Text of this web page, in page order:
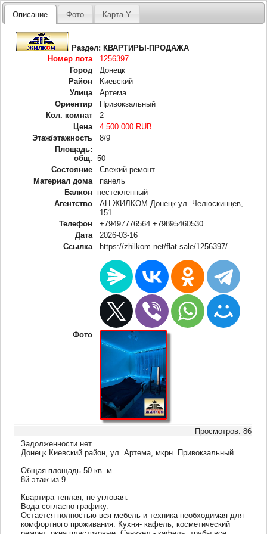
Описание Фото Карта Y
Раздел:КВАРТИРЫ-ПРОДАЖА
Номер лота
1256397
Город
Донецк
Район
Киевский
Улица
Артема
Ориентир
Привокзальный
Кол. комнат
2
Цена
4 500 000 RUB
Этаж/этажность
8/9
Площадь:
общ.
50
Состояние
Свежий ремонт
Материал дома
панель
Балкон
нестекленный
Агентство
АН ЖИЛКОМ Донецк ул. Челюскинцев,
151
Телефон
+79497776564 +79895460530
Дата
2026-03-16
Ссылка
https://zhilkom.net/flat-sale/1256397/
Фото
Просмотров: 86
Задолженности нет.
Донецк Киевский район, ул. Артема, мкрн. Привокзальный.
Общая площадь 50 кв. м.
8й этаж из 9.
Квартира теплая, не угловая.
Вода согласно графику.
Остается полностью вся мебель и техника необходимая для
комфортного проживания. Кухня- кафель, косметический